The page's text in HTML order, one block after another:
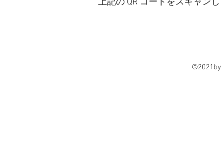
上記の QR コードをスキャン
©2021by